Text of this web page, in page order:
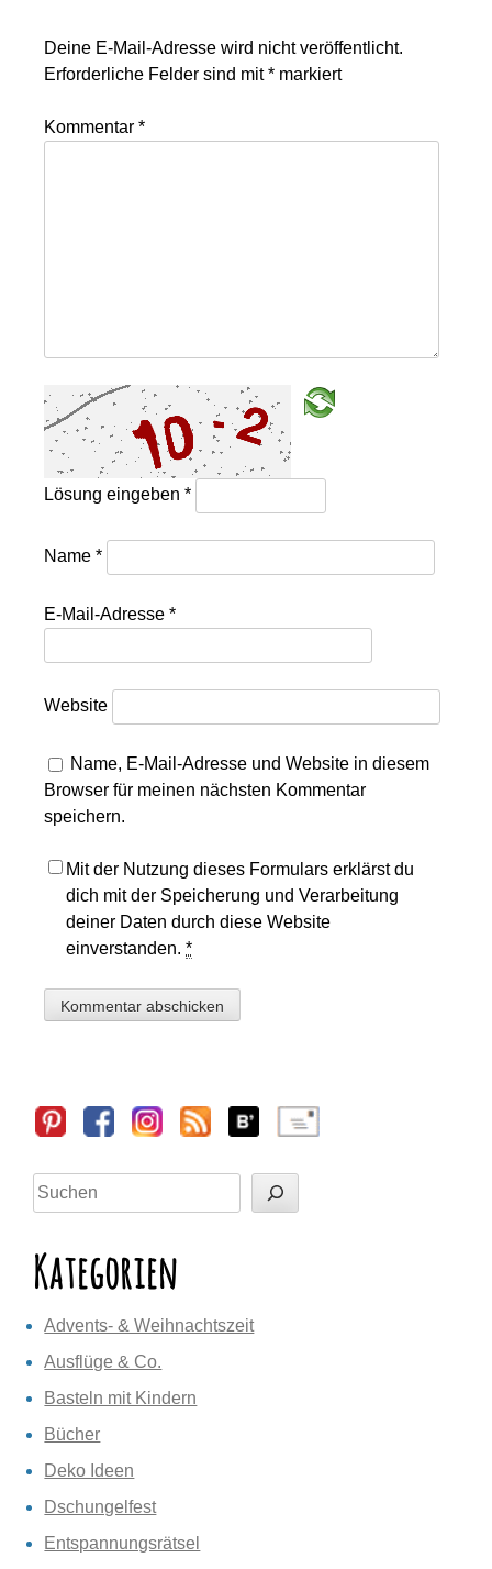
Deine E-Mail-Adresse wird nicht veröffentlicht.
Erforderliche Felder sind mit* markiert
Kommentar*
Lösung eingeben*
Name*
E-Mail-Adresse*
Website
Name, E-Mail-Adresse und Website in diesem
Browser für meinen nächsten Kommentar
speichern.
Mit der Nutzung dieses Formulars erklärst du
dich mit der Speicherung und Verarbeitung
deiner Daten durch diese Website
einverstanden.*
Sidebar
Suchen
Kategorien
Advents- & Weihnachtszeit
Ausflüge & Co.
Basteln mit Kindern
Bücher
Deko Ideen
Dschungelfest
Entspannungsrätsel